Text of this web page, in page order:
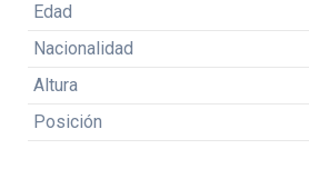
Edad
Nacionalidad
Altura
Posición